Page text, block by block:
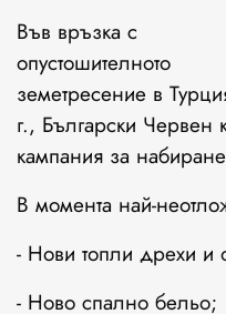
Във връзка с
опустошителното
земетресение в
г., Български Червен
кампания за
В момента най-
- Нови топли дрехи и
- Ново спално бельо;